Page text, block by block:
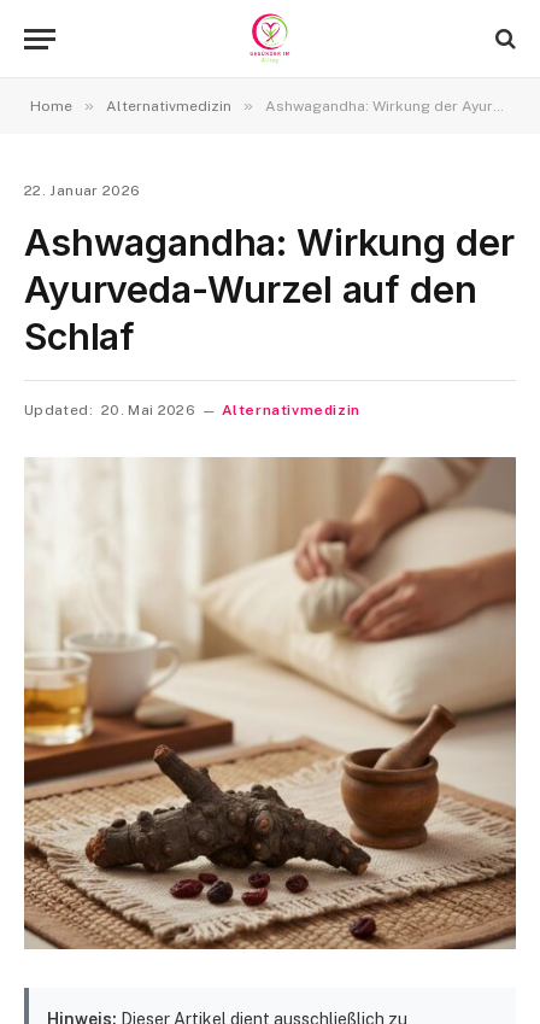
Home » Alternativmedizin » Ashwagandha: Wirkung der Ayurveda-Wurzel auf den Schlaf
22. Januar 2026
Ashwagandha: Wirkung der
Ayurveda-Wurzel auf den
Schlaf
Updated: 20. Mai 2026 Alternativmedizin
Hinweis: Dieser Artikel dient ausschließlich zu